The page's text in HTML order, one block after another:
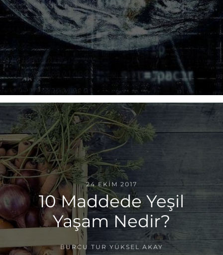
24 EKIM 2017
10 Maddede Yeşil
Yaşam Nedir?
BURCU TUR YÜKSEL AKAY